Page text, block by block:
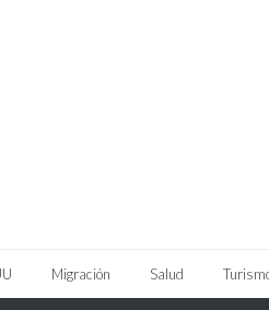
Migración Salud